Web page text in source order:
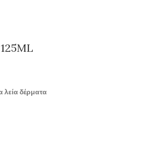
λεία δέρματα